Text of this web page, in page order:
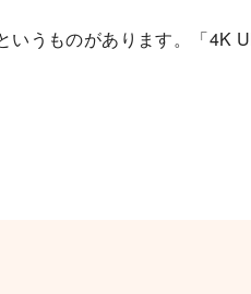
いうものがあります。「4K